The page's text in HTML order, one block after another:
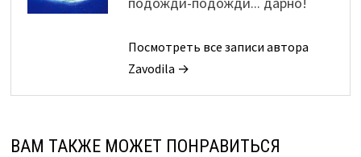
Посмотреть все записи автора
Zavodila →
ВАМ ТАКЖЕ МОЖЕТ ПОНРАВИТЬСЯ